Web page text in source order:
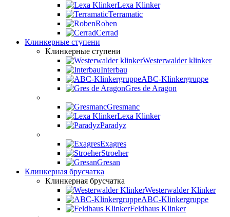
Lexa Klinker
Terramatic
Roben
Cerrad
Клинкерные ступени
Клинкерные ступени
Westerwalder klinker
Interbau
ABC-Klinkergruppe
Gres de Aragon
Gresmanc
Lexa Klinker
Paradyz
Exagres
Stroeher
Gresan
Клинкерная брусчатка
Клинкерная брусчатка
Westerwalder Klinker
ABC-Klinkergruppe
Feldhaus Klinker